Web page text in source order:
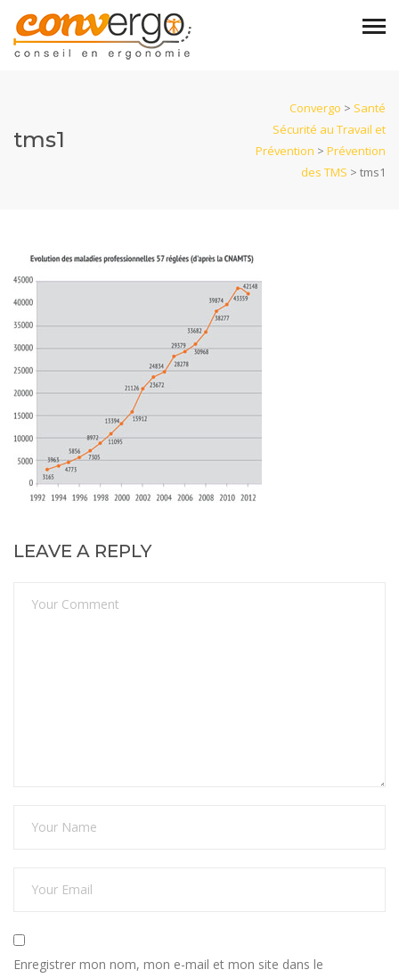
tms1
Convergo > Santé
Sécurité au Travail et
Prévention > Prévention
des TMS > tms1
LEAVE A REPLY
Enregistrer mon nom, mon e-mail et mon site dans le